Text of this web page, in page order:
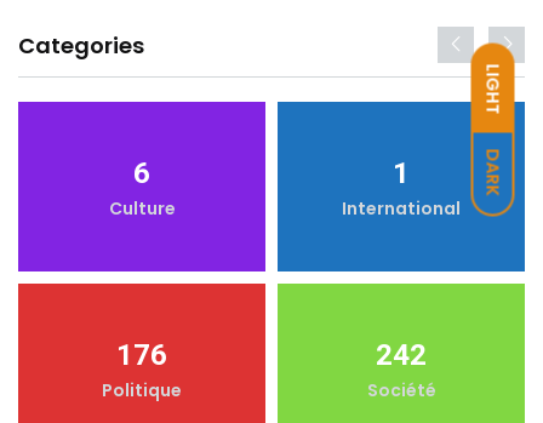
LIGHT
DARK
Categories
6
Culture
1
International
176
Politique
242
Société